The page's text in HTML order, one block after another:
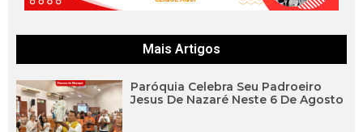
Mais Artigos
Paróquia Celebra Seu Padroeiro
Jesus De Nazaré Neste 6 De Agosto